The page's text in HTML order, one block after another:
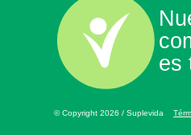
es
© Copyright 2026 / Suplevida